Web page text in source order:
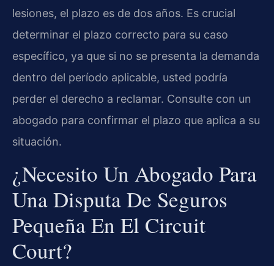
lesiones, el plazo es de dos años. Es crucial
determinar el plazo correcto para su caso
específico, ya que si no se presenta la demanda
dentro del período aplicable, usted podría
perder el derecho a reclamar. Consulte con un
abogado para confirmar el plazo que aplica a su
situación.
¿Necesito Un Abogado Para
Una Disputa De Seguros
Pequeña En El Circuit
Court?